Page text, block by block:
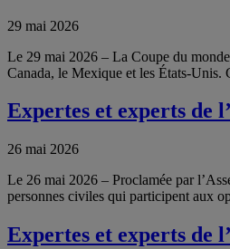
29 mai 2026
Le 29 mai 2026 – La Coupe du
Canada, le Mexique et les États-
Expertes et experts de
26 mai 2026
Le 26 mai 2026 – Proclamée par
personnes civiles qui participent aux
Expertes et experts de